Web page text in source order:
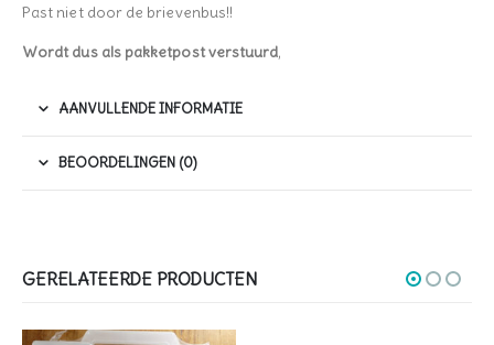
Past niet door de brievenbus!!
Wordt dus als pakketpost verstuurd,
AANVULLENDE INFORMATIE
BEOORDELINGEN (0)
GERELATEERDE PRODUCTEN